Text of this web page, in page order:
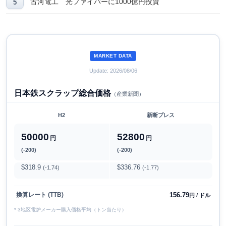
古河電工 光ファイバーに1000億円投資
MARKET DATA
Update: 2026/08/06
日本鉄スクラップ総合価格（産業新聞）
H2 新断プレス
50000 円
(-200)
52800 円
(-200)
$318.9 (-1.74) $336.76 (-1.77)
換算レート (TTB) 156.79円 / ドル
* 3地区電炉メーカー購入価格平均（トン当たり）